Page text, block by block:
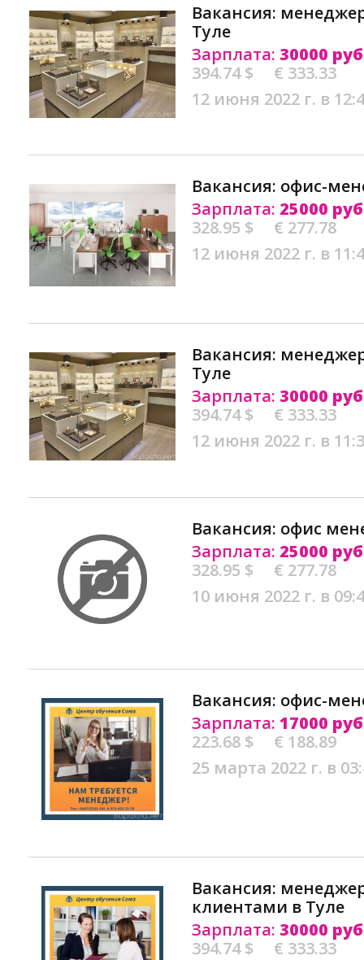
Вакансия:
Туле
Зарплата: 30000
394.74 $
€ 333.33
12 июня 2022 г. в
Вакансия: офис-
Зарплата: 25000
328.95 $
€ 277.78
12 июня 2022 г. в
Вакансия:
Туле
Зарплата: 30000
394.74 $
€ 333.33
12 июня 2022 г. в
Вакансия: офис
Зарплата: 25000
328.95 $
€ 277.78
10 июня 2022 г. в
Вакансия: офис-
Зарплата: 17000
223.68 $
€ 188.89
25 марта 2022 г. в
Вакансия:
клиентами в Туле
Зарплата: 30000
394.74 $
€ 333.33